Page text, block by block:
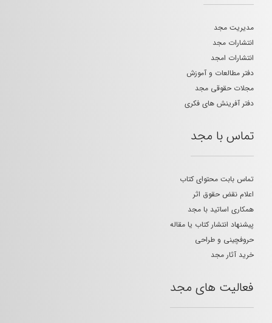
مدیریت مجد
انتشارات مجد
انتشارات امجد
دفتر مطالعات و آموزش
مجلات حقوقی مجد
دفتر آفرینش های فکری
تماس با مجد
تماس بابت محتوای کتاب
اعلام نقض حقوق اثر
همکاری اساتید با مجد
پیشنهاد انتشار کتاب یا مقاله
حروفچینی و طراحی
خرید آثار مجد
فعالیت های مجد